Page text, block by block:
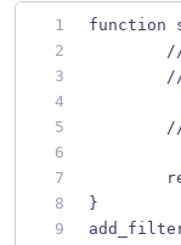
function
}